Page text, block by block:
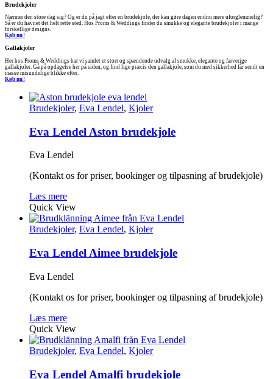
Brudekjoler
Nærmer den store dag sig? Og er du på jagt efter en brudekjole, der kan gøre dagen endnu mere uforglemmelig?
Så er du havnet det helt rette sted. Hos Proms & Weddings finder du smukke og elegante brudekjoler i mange
forskellige designs.
Køb nu!
Gallakjoler
Her hos Proms & Weddings har vi samlet et stort og spændende udvalg af smukke, elegante og farverige
gallakjoler. Gå på opdagelse her på siden, og find lige præcis den gallakjole, som du med sikkerhed får sendt en
masse misundelige blikke efter.
Køb nu!
Brudekjoler, Eva Lendel, Kjoler
Eva Lendel Aston brudekjole
Eva Lendel
(Kontakt os for priser, bookinger og tilpasning af brudekjole)
Læs mere
Quick View
Brudekjoler, Eva Lendel, Kjoler
Eva Lendel Aimee brudekjole
Eva Lendel
(Kontakt os for priser, bookinger og tilpasning af brudekjole)
Læs mere
Quick View
Brudekjoler, Eva Lendel, Kjoler
Eva Lendel Amalfi brudekjole